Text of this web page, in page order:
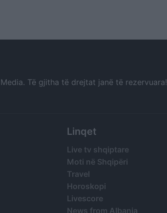
Të gjitha të drejtat janë të rezervuara!
Linqet
Live tv shqiptare
Moti në Shqipëri
Travel
Horoskopi
Livescore
News from Albania